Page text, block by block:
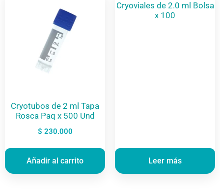
Cryotubos de 2 ml Tapa
Rosca Paq x 500 Und
$ 230.000
Añadir al carrito
Cryoviales de 2.0 ml Bolsa
x 100
Leer más